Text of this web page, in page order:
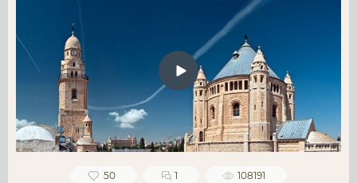
50 1 108191